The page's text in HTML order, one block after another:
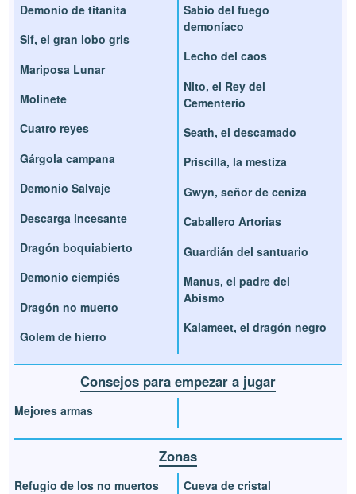
Demonio de titanita
Sif, el gran lobo gris
Mariposa Lunar
Molinete
Cuatro reyes
Gárgola campana
Demonio Salvaje
Descarga incesante
Dragón boquiabierto
Demonio ciempiés
Dragón no muerto
Golem de hierro
Sabio del fuego
demoníaco
Lecho del caos
Nito, el Rey del
Cementerio
Seath, el descamado
Priscilla, la mestiza
Gwyn, señor de ceniza
Caballero Artorias
Guardián del santuario
Manus, el padre del
Abismo
Kalameet, el dragón negro
Consejos para empezar a jugar
Mejores armas
Zonas
Refugio de los no muertos
Cueva de cristal